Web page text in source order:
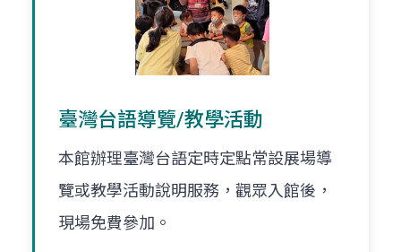
臺灣台語導覽/教學活動
本館辦理臺灣台語定時定點常設展場導
覽或教學活動說明服務，觀眾入館後，
現場免費參加。